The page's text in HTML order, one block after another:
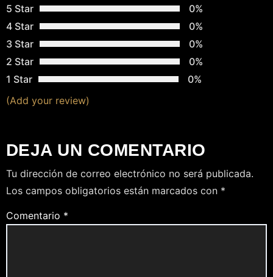
S
5 Star
0%
4 Star
0%
3 Star
0%
2 Star
0%
1 Star
0%
(Add your review)
DEJA UN COMENTARIO
Tu dirección de correo electrónico no será publicada.
Los campos obligatorios están marcados con *
Comentario *